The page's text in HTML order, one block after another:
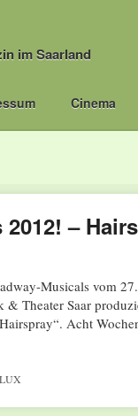
im Saarland
Cinema
–
Musicals vom
Theater Saar
Acht